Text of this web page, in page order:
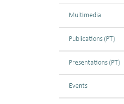
Multimedia
Publications (PT)
Presentations (PT)
Events